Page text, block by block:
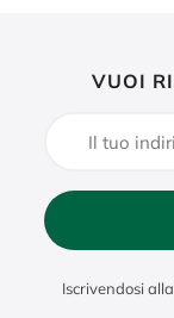
VUOI
Iscrivendosi